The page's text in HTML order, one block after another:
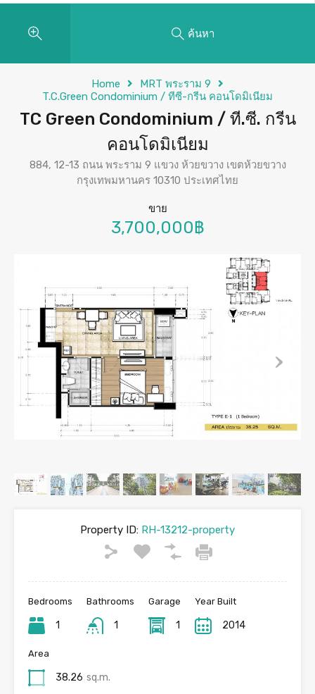
ค้นหา
Home
MRT พระราม 9
T.C.Green Condominium / ทีซี-กรีน คอนโดมิเนียม
TC Green Condominium / ที.ซี. กรีน
คอนโดมิเนียม
884, 12-13 ถนน พระราม 9 แขวง ห้วยขวาง เขตห้วยขวาง
กรุงเทพมหานคร 10310 ประเทศไทย
ขาย
3,700,000฿
Property ID: RH-13212-property
Bedrooms
1
Bathrooms
1
Garage
1
Year Built
2014
Area
38.26 sq.m.